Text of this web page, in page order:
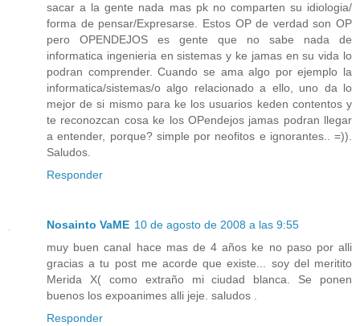
sacar a la gente nada mas pk no comparten su idiologia/
forma de pensar/Expresarse. Estos OP de verdad son OP
pero OPENDEJOS es gente que no sabe nada de
informatica ingenieria en sistemas y ke jamas en su vida lo
podran comprender. Cuando se ama algo por ejemplo la
informatica/sistemas/o algo relacionado a ello, uno da lo
mejor de si mismo para ke los usuarios keden contentos y
te reconozcan cosa ke los OPendejos jamas podran llegar
a entender, porque? simple por neofitos e ignorantes.. =)).
Saludos.
Responder
Nosainto VaME 10 de agosto de 2008 a las 9:55
muy buen canal hace mas de 4 años ke no paso por alli
gracias a tu post me acorde que existe... soy del meritito
Merida X( como extraño mi ciudad blanca. Se ponen
buenos los expoanimes alli jeje. saludos .
Responder